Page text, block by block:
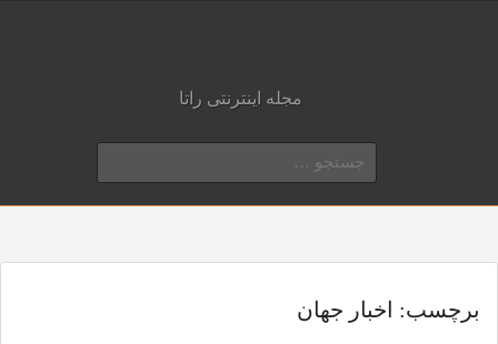
مجله اینترنتی راتا
برای:
برچسب: اخبار جهان